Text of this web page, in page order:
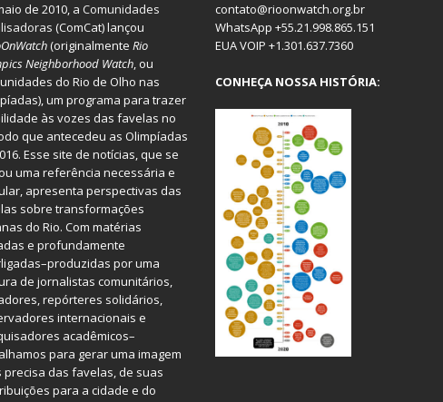
de 2010, a Comunidades
(ComCat) lançou
(originalmente Rio
Neighborhood Watch, ou
do Rio de Olho nas
um programa para trazer
às vozes das favelas no
que antecedeu as Olimpíadas
Esse site de notícias, que se
uma referência necessária e
apresenta perspectivas das
sobre transformações
do Rio. Com matérias
e profundamente
por uma
de jornalistas comunitários,
repórteres solidários,
internacionais e
acadêmicos–
para gerar uma imagem
precisa das favelas, de suas
para a cidade e do
contato@rioonwatch.org.br
WhatsApp +55.21.998.865.151
EUA VOIP +1.301.637.7360
CONHEÇA NOSSA HISTÓRIA: